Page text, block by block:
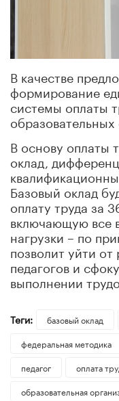
В качестве
формирование
системы оплаты
образовательных
В основу оплаты
оклад,
Базовый оклад
оплату труда за
включающую все
нагрузки – по
позволит уйти
педагогов и
выполнении
Теги: базовый оклад
федеральная методика
педагог
оплата
образовательная